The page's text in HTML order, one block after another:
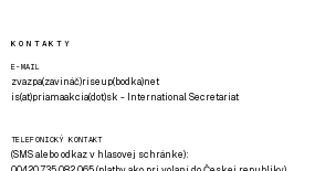
KONTAKTY
E-MAIL
zvazpa(zavináč)riseup(bodka)net
is(at)priamaakcia(dot)sk - International Secretariat
TELEFONICKÝ KONTAKT
(SMS alebo odkaz v hlasovej schránke):